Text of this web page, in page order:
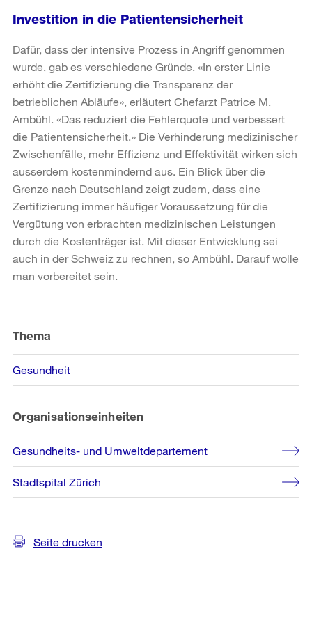
Investition in die Patientensicherheit
Dafür, dass der intensive Prozess in Angriff genommen
wurde, gab es verschiedene Gründe. «In erster Linie
erhöht die Zertifizierung die Transparenz der
betrieblichen Abläufe», erläutert Chefarzt Patrice M.
Ambühl. «Das reduziert die Fehlerquote und verbessert
die Patientensicherheit.» Die Verhinderung medizinischer
Zwischenfälle, mehr Effizienz und Effektivität wirken sich
ausserdem kostenmindernd aus. Ein Blick über die
Grenze nach Deutschland zeigt zudem, dass eine
Zertifizierung immer häufiger Voraussetzung für die
Vergütung von erbrachten medizinischen Leistungen
durch die Kostenträger ist. Mit dieser Entwicklung sei
auch in der Schweiz zu rechnen, so Ambühl. Darauf wolle
man vorbereitet sein.
Informationen
Thema
Gesundheit
Organisationseinheiten
Gesundheits- und Umweltdepartement
Stadtspital Zürich
Seite drucken